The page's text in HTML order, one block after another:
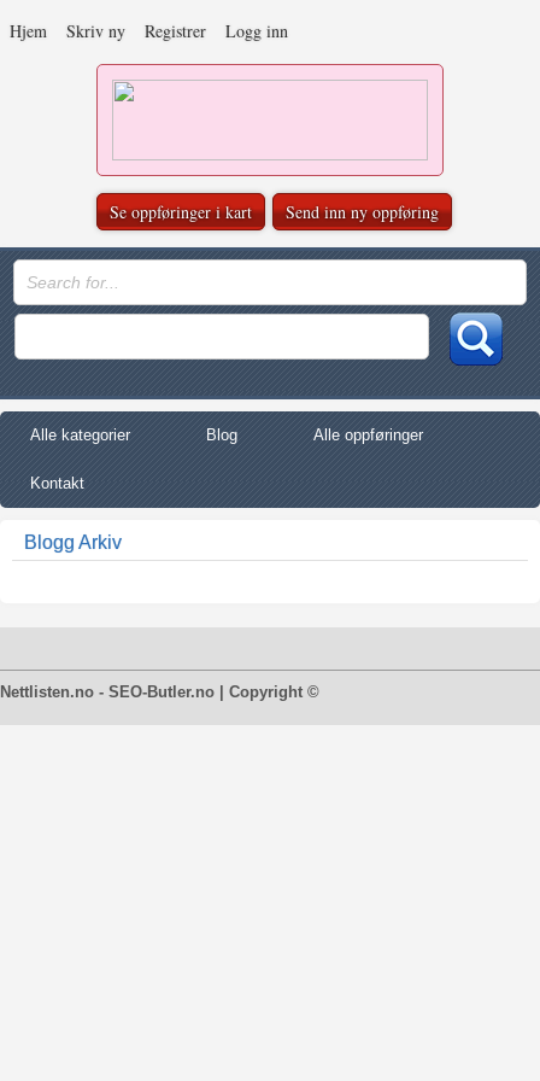
Hjem Skriv ny Registrer Logg inn
Se oppføringer i kart Send inn ny oppføring
Alle kategorier Blog Alle oppføringer
Kontakt
Blogg Arkiv
Nettlisten.no - SEO-Butler.no | Copyright ©